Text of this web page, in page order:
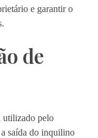
e garantir o
de
utilizado pelo
saída do inquilino